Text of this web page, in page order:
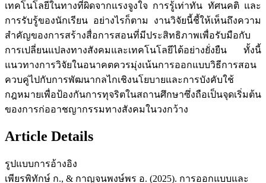
เทคโนโลยีในทางที่ผิดจากแรงจูงใจ การรู้เท่าทัน ทัศนคติ และ
การรับรู้ของนักเรียน อย่างไรก็ตาม งานวิจัยนี้ชี้ให้เห็นถึงความ
สำคัญของการสร้างสื่อการสอนที่มีประสิทธิภาพเพื่อรับมือกับ
การเปลี่ยนแปลงทางสังคมและเทคโนโลยีได้อย่างยั่งยืน ทั้งนี้
แนวทางการวิจัยในอนาคตควรมุ่งเน้นการออกแบบวิธีการสอน
ควบคู่ไปกับการพัฒนากลไกเชิงนโยบายและการบังคับใช้
กฎหมายเพื่อป้องกันการทุจริตในสถานศึกษาซึ่งถือเป็นจุดเริ่มต้น
ของการก่ออาชญากรรมทางสังคมในวงกว้าง
Article Details
รูปแบบการอ้างอิง
เพียรพิทักษ์ ก., & กาญจนพงษ์พร อ. (2025). การออกแบบและ